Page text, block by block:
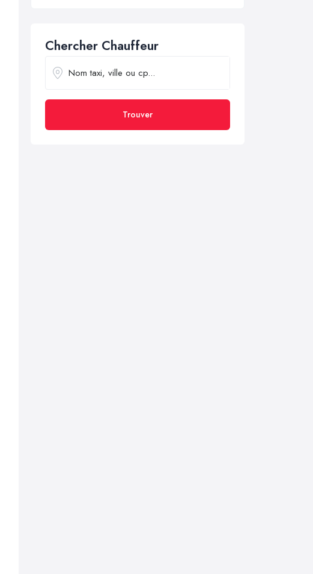
Chercher Chauffeur
Trouver